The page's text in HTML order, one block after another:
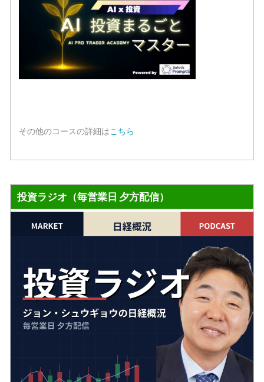
その他のコースの詳細はこちら
投資ラジオ（毎営業日 夕方配信）